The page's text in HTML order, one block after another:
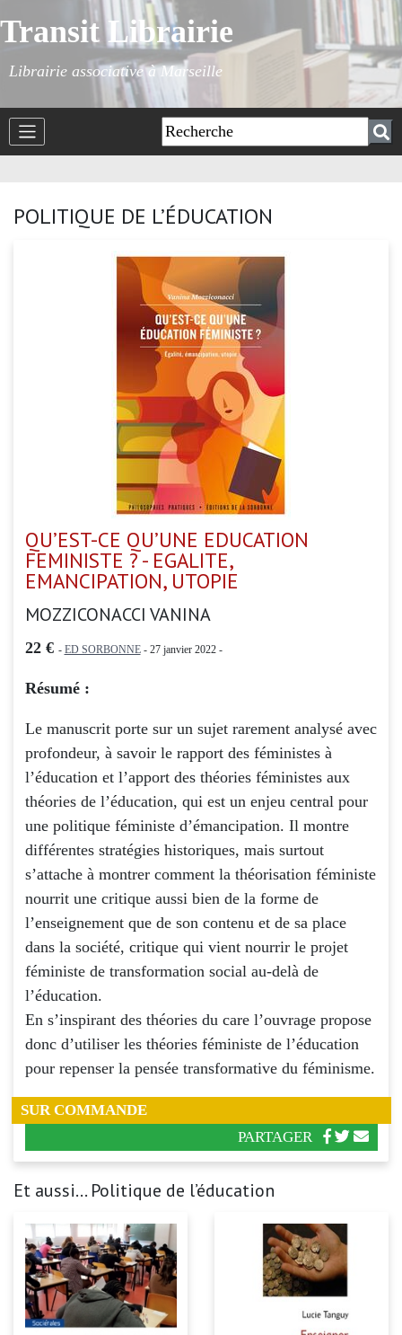
Transit Librairie
Librairie associative à Marseille
POLITIQUE DE L’ÉDUCATION
QU’EST-CE QU’UNE EDUCATION
FEMINISTE ? - EGALITE,
EMANCIPATION, UTOPIE
MOZZICONACCI VANINA
22 € - ED SORBONNE- 27 janvier 2022 -
Résumé :
Le manuscrit porte sur un sujet rarement analysé avec
profondeur, à savoir le rapport des féministes à
l’éducation et l’apport des théories féministes aux
théories de l’éducation, qui est un enjeu central pour
une politique féministe d’émancipation. Il montre
différentes stratégies historiques, mais surtout
s’attache à montrer comment la théorisation féministe
nourrit une critique aussi bien de la forme de
l’enseignement que de son contenu et de sa place
dans la société, critique qui vient nourrir le projet
féministe de transformation social au-delà de
l’éducation.
En s’inspirant des théories du care l’ouvrage propose
donc d’utiliser les théories féministe de l’éducation
pour repenser la pensée transformative du féminisme.
SUR COMMANDE
PARTAGER
Et aussi... Politique de l’éducation